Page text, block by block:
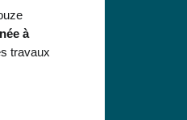
à
travaux